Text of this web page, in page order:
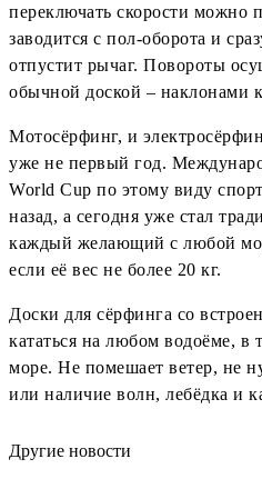
переключать скорости можно
заводится с пол-оборота и
отпустит рычаг. Повороты
обычной доской – наклонами
Мотосёрфинг, и
уже не первый год.
World Cup по этому виду
назад, а сегодня уже стал
каждый желающий с любой
если её вес не более 20 кг.
Доски для сёрфинга со
кататься на любом водоёме, в
море. Не помешает ветер, не
или наличие волн, лебёдка и
Другие новости